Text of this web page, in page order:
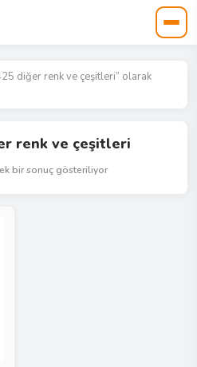
diğer renk ve çeşitleri” olarak
renk ve çeşitleri
bir sonuç gösteriliyor